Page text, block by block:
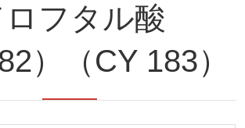
ロフタル酸
）（CY 183）